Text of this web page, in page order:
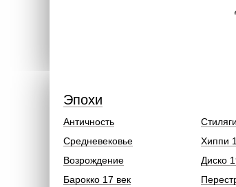
Античность
Средневековье
Возрождение
Барокко 17 век
Хиппи
Диско
Эпохи